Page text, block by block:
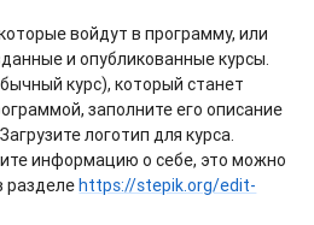
войдут в программу, или
и опубликованные курсы.
курс), который станет
заполните его описание
логотип для курса.
информацию о себе, это можно
разделеhttps://stepik.org/edit-